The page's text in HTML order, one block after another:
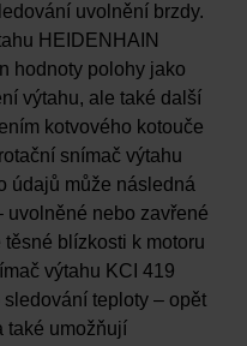
uvolnění brzdy.
HEIDENHAIN
hodnoty polohy jako
výtahu, ale také další
kotvového kotouče
snímač výtahu
údajů může následná
uvolněné nebo zavřené
blízkosti k motoru
výtahu KCI 419
teploty – opět
také umožňují